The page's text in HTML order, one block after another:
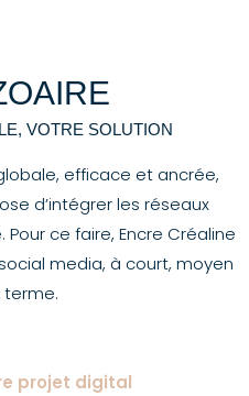
VOTRE SOLUTION
efficace et ancrée,
d’intégrer les réseaux
ce faire, Encre Créaline
media, à court, moyen
projet digital